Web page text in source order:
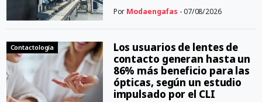
Por Modaengafas - 07/08/2026
Contactología
Los usuarios de lentes de
contacto generan hasta un
86% más beneficio para las
ópticas, según un estudio
impulsado por el CLI